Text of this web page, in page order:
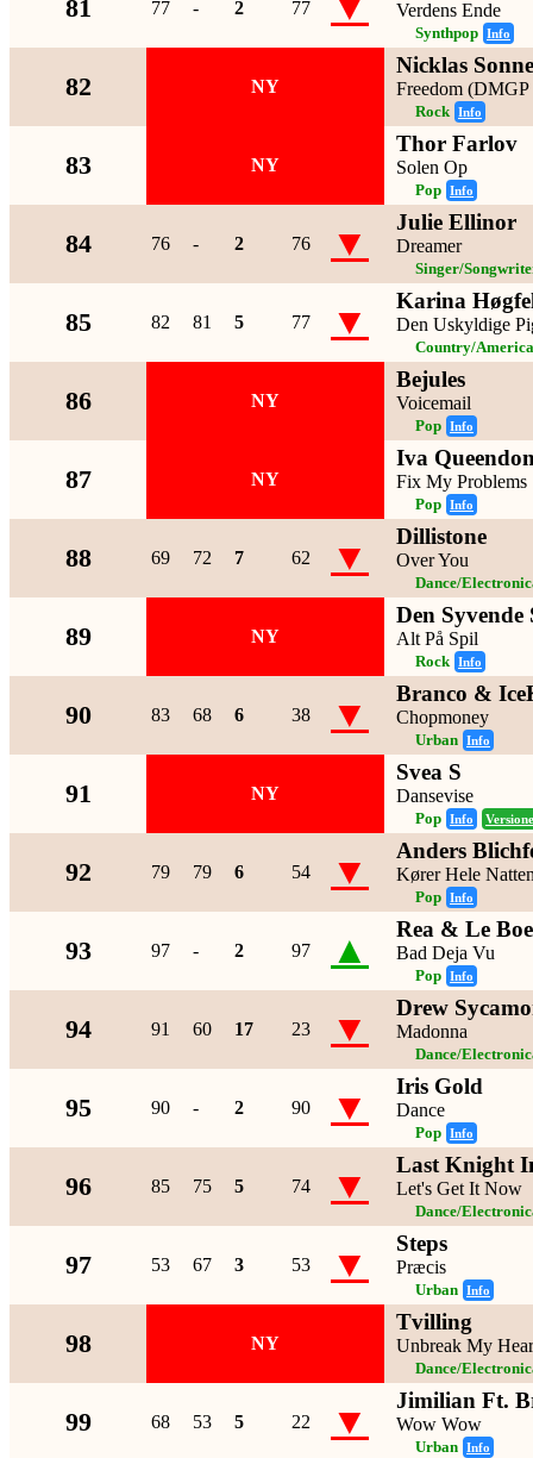
81 77 - 2 77 Verdens Ende
Synthpop Info
82 NY
Nicklas Sonne
Freedom (DMGP
Rock Info
83 NY
Thor Farlov
Solen Op
Pop Info
84 76 - 2 76 ▼ Julie Ellinor
Dreamer
Singer/
85 82 81 5 77 ▼ Karina
Den Uskyldige
Country/
86 NY
Bejules
Voicemail
Pop Info
87 NY
Iva
Fix My Problems
Pop Info
88 69 72 7 62 ▼ Dillistone
Over You
Dance/
89 NY
Den Syvende
Alt På Spil
Rock Info
90 83 68 6 38 ▼ Branco &
Chopmoney
Urban Info
91 NY
Svea S
Dansevise
Pop Info
92 79 79 6 54 ▼ Anders
Kører Hele
Pop Info
93 97 - 2 97 ▲ Rea & Le
Bad Deja Vu
Pop Info
94 91 60 17 23 ▼ Drew
Madonna
Dance/
95 90 - 2 90 ▼ Iris Gold
Dance
Pop Info
96 85 75 5 74 ▼ Last Knight
Let's Get It Now
Dance/
97 53 67 3 53 ▼ Steps
Præcis
Urban Info
98 NY
Tvilling
Unbreak My
Dance/
99 68 53 5 22 ▼ Jimilian Ft.
Wow Wow
Urban Info